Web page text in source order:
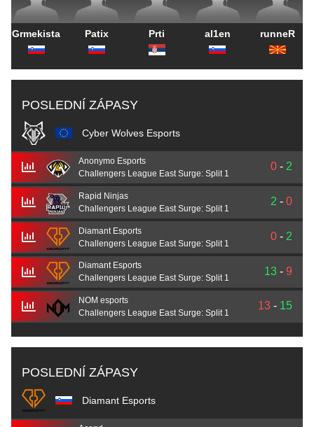
Grmekista Patix Prti al1en runneR
POSLEDNÍ ZÁPASY
Cyber Wolves Esports
Anonymo Esports
Challengers League East Surge: Split 1
0 - 2
Rapid Ninjas
Challengers League East Surge: Split 1
2 - 0
Diamant Esports
Challengers League East Surge: Split 1
0 - 2
Diamant Esports
Challengers League East Surge: Split 1
13 - 9
NOM esports
Challengers League East Surge: Split 1
13 - 15
POSLEDNÍ ZÁPASY
Diamant Esports